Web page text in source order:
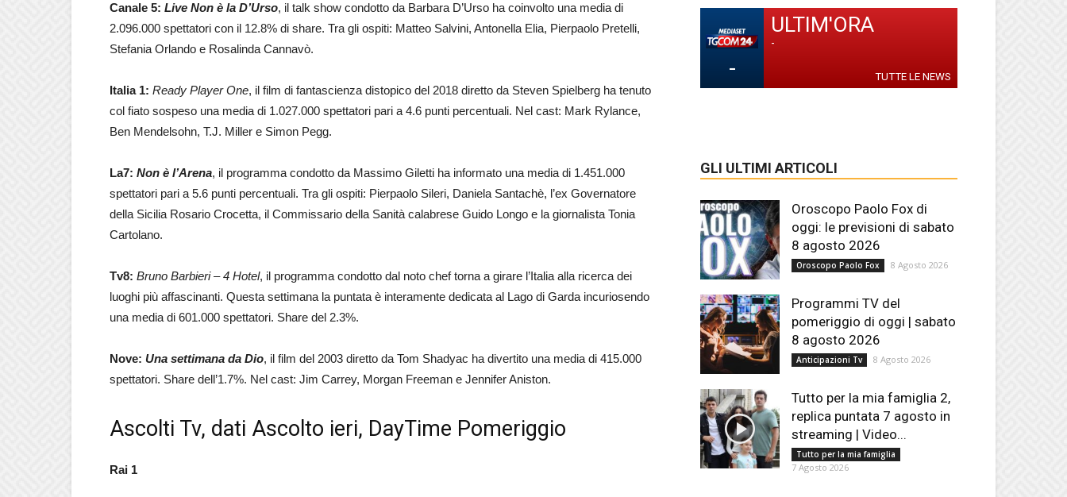
Canale 5: Live Non è la D’Urso, il talk show condotto da Barbara D’Urso ha coinvolto una media di
2.096.000 spettatori con il 12.8% di share. Tra gli ospiti: Matteo Salvini, Antonella Elia, Pierpaolo Pretelli,
Stefania Orlando e Rosalinda Cannavò.
Italia 1: Ready Player One, il film di fantascienza distopico del 2018 diretto da Steven Spielberg ha tenuto
col fiato sospeso una media di 1.027.000 spettatori pari a 4.6 punti percentuali. Nel cast: Mark Rylance,
Ben Mendelsohn, T.J. Miller e Simon Pegg.
La7: Non è l’Arena, il programma condotto da Massimo Giletti ha informato una media di 1.451.000
spettatori pari a 5.6 punti percentuali. Tra gli ospiti: Pierpaolo Sileri, Daniela Santachè, l’ex Governatore
della Sicilia Rosario Crocetta, il Commissario della Sanità calabrese Guido Longo e la giornalista Tonia
Cartolano.
Tv8: Bruno Barbieri – 4 Hotel, il programma condotto dal noto chef torna a girare l’Italia alla ricerca dei
luoghi più affascinanti. Questa settimana la puntata è interamente dedicata al Lago di Garda incuriosendo
una media di 601.000 spettatori. Share del 2.3%.
Nove: Una settimana da Dio, il film del 2003 diretto da Tom Shadyac ha divertito una media di 415.000
spettatori. Share dell’1.7%. Nel cast: Jim Carrey, Morgan Freeman e Jennifer Aniston.
Ascolti Tv, dati Ascolto ieri, DayTime Pomeriggio
Rai 1
-
ULTIM'ORA
-
TUTTE LE NEWS
GLI ULTIMI ARTICOLI
Oroscopo Paolo Fox di
oggi: le previsioni di sabato
8 agosto 2026
Oroscopo Paolo Fox 8 Agosto 2026
Programmi TV del
pomeriggio di oggi | sabato
8 agosto 2026
Anticipazioni Tv 8 Agosto 2026
Tutto per la mia famiglia 2,
replica puntata 7 agosto in
streaming | Video...
Tutto per la mia famiglia
7 Agosto 2026